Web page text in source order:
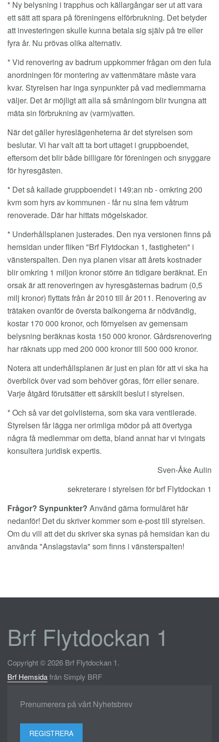
* Ny belysning i trapphus och källargångar ser ut att vara
ett sätt att spara på föreningens elförbrukning. Det betyder
att investeringen skulle kunna betala sig själv på tre eller
fyra år. Nu prövas olika alternativ.
* Vid renovering av badrum uppkommer frågan om den fula
anordningen för montering av vattenmätare måste vara
kvar. Styrelsen har inga synpunkter på vad medlemmarna
väljer. Det är möjligt att alla så småningom blir tvungna att
mäta sin förbrukning av (varm)vatten.
När det gäller hyreslägenheterna är det styrelsen som
beslutar. Vi har valt att ta bort uttaget i gruppboendet,
eftersom det blir både billigare för föreningen och snyggare
för hyresgästen.
* Det så kallade gruppboendet i 149:an nb - omkring 200
kvm som hyrs av kommunen - får nu sina fem våtrum
renoverade. Där har hittats mögelskador.
* Underhållsplanen justerades. Den nya versionen finns på
hemsidan under fliken "Brf Flytdockan 1, fastigheten" i
vänsterspalten. Den nya planen visar att årets kostnader
blir omkring 1 miljon kronor större än tidigare beräknat. En
orsak är att renoveringen av hyresgästernas badrum (0,5
milj kronor) flyttats från år 2010 till år 2011. Renovering av
trätaken ovanför de översta balkongerna är nödvändig,
kostar 170 000 kronor, och förnyelsen av gemensam
belysning beräknas kosta 150 000 kronor. Gårdsrenovering
har räknats upp med 200 000 kronor till 500 000 kronor.
Notera att underhållsplanen är just en plan för att vi ska ha
överblick över vad som behöver göras, förr eller senare.
Varje åtgärd förutsätter ett särskilt beslut i styrelsen.
* Och så var det golvlisterna, som ska vara ventilerade.
Styrelsen får lägga ner orimliga mödor på att övertyga
några få medlemmar om detta, bland annat har vi tvingats
konsultera juridisk expertis.
Sven-Åke Aulin
sekreterare i styrelsen för brf Flytdockan 1
Frågor? Synpunkter? Använd gärna formuläret här
nedanför! Det du skriver kommer som e-post till styrelsen.
Om du vill att det du skriver ska synas på hemsidan kan du
använda "Anslagstavla" som finns i vänsterspalten!
Brf Flytdockan 1
Copyright © 2026 Brf Flytdockan 1.
Brf Hemsidafrån Simply BRF
Prenumerera på vårt Nyhetsbrev
REGISTRERA